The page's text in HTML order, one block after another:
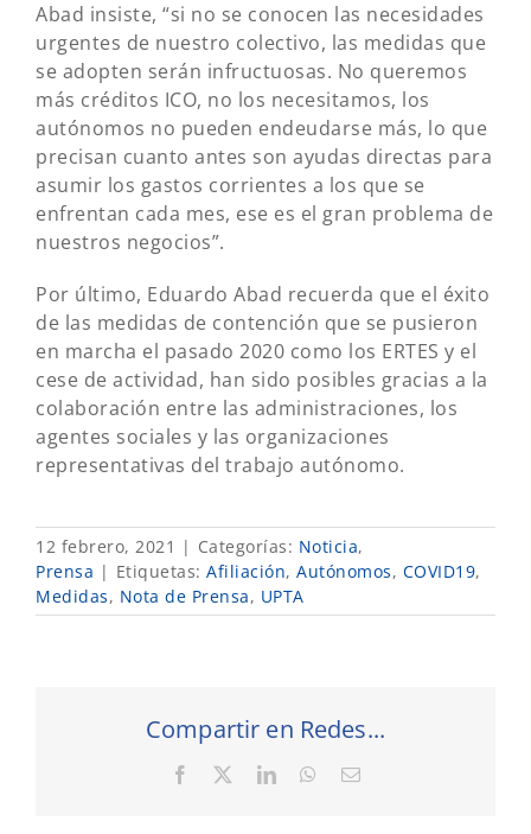
Abad insiste, “si no se conocen las necesidades
urgentes de nuestro colectivo, las medidas que
se adopten serán infructuosas. No queremos
más créditos ICO, no los necesitamos, los
autónomos no pueden endeudarse más, lo que
precisan cuanto antes son ayudas directas para
asumir los gastos corrientes a los que se
enfrentan cada mes, ese es el gran problema de
nuestros negocios”.
Por último, Eduardo Abad recuerda que el éxito
de las medidas de contención que se pusieron
en marcha el pasado 2020 como los ERTES y el
cese de actividad, han sido posibles gracias a la
colaboración entre las administraciones, los
agentes sociales y las organizaciones
representativas del trabajo autónomo.
12 febrero, 2021 | Categorías: Noticia,
Prensa | Etiquetas: Afiliación, Autónomos, COVID19,
Medidas, Nota de Prensa, UPTA
Compartir en Redes...
Facebook LinkedInWhatsApp
Correo